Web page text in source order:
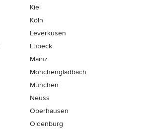
Kiel
Köln
Leverkusen
Lübeck
Mainz
Mönchen­gladbach
München
Neuss
Oberhausen
Oldenburg